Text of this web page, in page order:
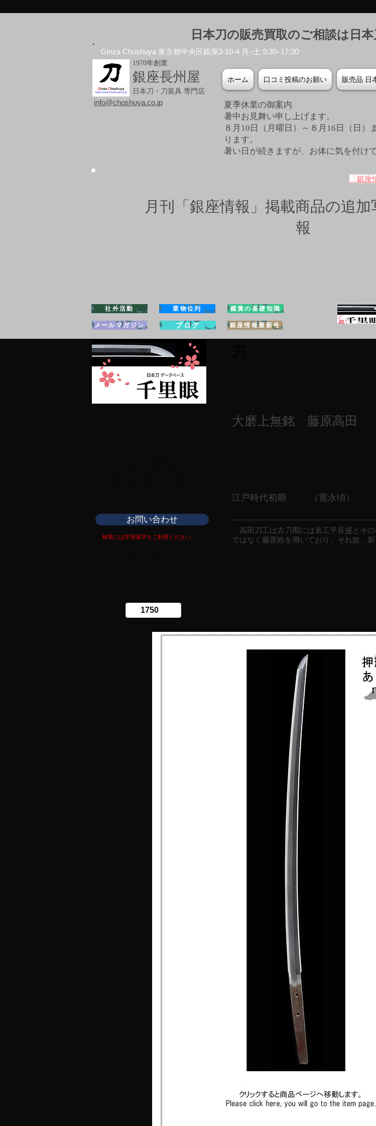
日本刀の販売買取のご相談は日
Ginza Choshuya 東京都中央区銀座3-10-4 月–土 9:30–17:30
1970年創業
銀座長州屋
日本刀・刀装具 専門店
ホーム 口コミ投稿のお願い 販売品 日
info@choshuya.co.jp
夏季休業の御案内
暑中お見舞い申し上げます。
８月10日（月曜日）～８月16日（日）
ります。
暑い日が続きますが、お体に気を付け
「銀座
月刊「銀座情報」掲載商品の追
報
社外活動 業物位列 鑑賞の基礎知識
メールマガジン ブログ 銀座情報最新号
大磨上無銘 藤原高田
江戸時代初期 （寛永頃）
お問い合わせ
検索には常用漢字をご利用ください。
高田刀工は古刀期には名工平長盛とそ
ではなく藤原姓を用いており、それ故、